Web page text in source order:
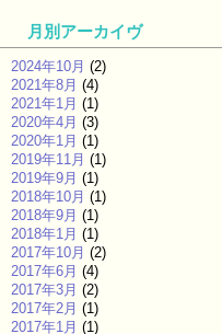
月別アーカイヴ
2024年10月 (2)
2021年8月 (4)
2021年1月 (1)
2020年4月 (3)
2020年1月 (1)
2019年11月 (1)
2019年9月 (1)
2018年10月 (1)
2018年9月 (1)
2018年1月 (1)
2017年10月 (2)
2017年6月 (4)
2017年3月 (2)
2017年2月 (1)
2017年1月 (1)